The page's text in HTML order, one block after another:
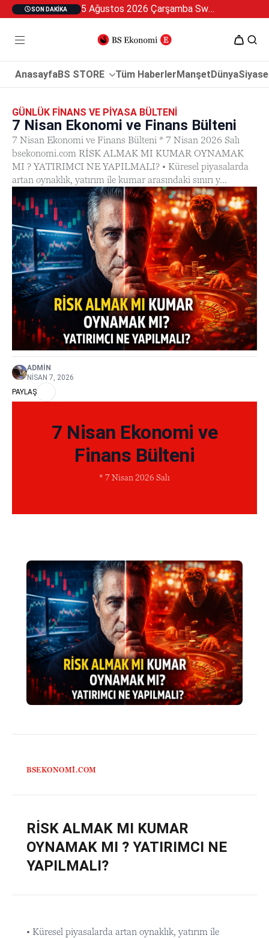
SON DAKIKA 5 Ağustos 2026 Çarşamba Swan Özel 2
AnasayfaBS STORE Tüm HaberlerManşetDünya
GÜNLÜK FINANS VE PIYASA BÜLTENI
7 Nisan Ekonomi ve Finans Bülteni
7 Nisan Ekonomi ve Finans Bülteni * 7 Nisan 2026 Salı
bsekonomi.com RİSK ALMAK MI KUMAR OYNAMAK
MI ? YATIRIMCI NE YAPILMALI? • Küresel piyasalarda
artan oynaklık, yatırım ile kumar arasındaki sınırı y...
ADMIN
NISAN 7, 2026
PAYLAŞ
7 Nisan Ekonomi ve
Finans Bülteni
* 7 Nisan 2026 Salı
BSEKONOMI.COM
RİSK ALMAK MI KUMAR
OYNAMAK MI ? YATIRIMCI NE
YAPILMALI?
• Küresel piyasalarda artan oynaklık, yatırım ile